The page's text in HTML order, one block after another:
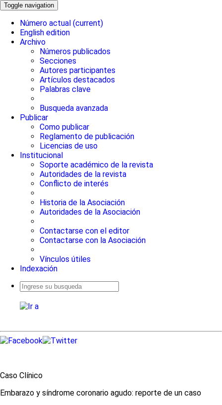
Toggle navigation
Número actual (current)
English edition
Archivo
Números publicados
Secciones
Autores participantes
Artículos destacados
Palabras clave
Busqueda avanzada
Publicar
Como publicar
Reglamento de publicación
Licencias de uso
Institucional
Soporte académico de la revista
Autoridades de la revista
Conflicto de interés
Historia de la Asociación
Autoridades de la Asociación
Contactarse con el editor
Contactarse con la Asociación
Vínculos útiles
Indexación
Caso Clínico
Embarazo y síndrome coronario agudo: reporte de un caso